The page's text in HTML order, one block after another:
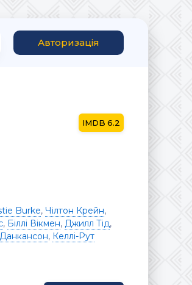
Авторизація
6.2
Burke, Чілтон Крейн,
, Біллі Вікмен, Джилл Тід,
, Келлі-Рут